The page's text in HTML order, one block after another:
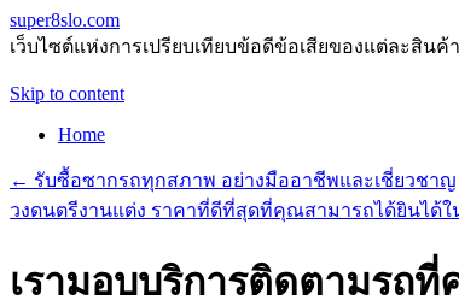
super8slo.com
เว็บไซต์แห่งการเปรียบเทียบข้อดีข้อเสียของแต่ละสิน
Skip to content
Home
← รับซื้อซากรถทุกสภาพ อย่างมืออาชีพและเชี่ยวชาญ
วงดนตรีงานแต่ง ราคาที่ดีที่สุดที่คุณสามารถได้ยินได้
เรามอบบริการติดตามรถที่